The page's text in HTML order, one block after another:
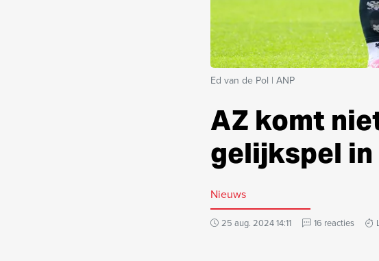
Ed van de Pol | ANP
AZ komt
gelijkspel in
Nieuws
25 aug. 2024 14:11 16 reacties